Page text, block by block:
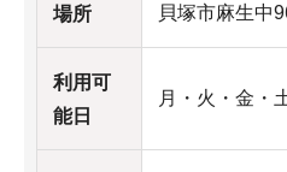
場所 貝塚市麻生中
利用可
能日
月・火・金・